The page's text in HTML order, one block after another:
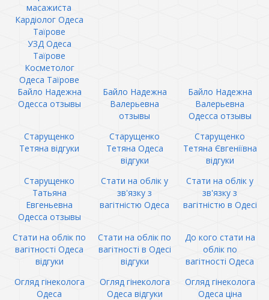
масажиста
Кардіолог Одеса
Таїрове
УЗД Одеса
Таїрове
Косметолог
Одеса Таїрове
Байло Надежна
Одесса отзывы
Байло Надежна
Валерьевна
отзывы
Байло Надежна
Валерьевна
Одесса отзывы
Старущенко
Тетяна відгуки
Старущенко
Тетяна Одеса
відгуки
Старущенко
Тетяна Євгеніївна
відгуки
Старущенко
Татьяна
Евгеньевна
Одесса отзывы
Стати на облік у
зв'язку з
вагітністю Одеса
Стати на облік у
зв'язку з
вагітністю в Одесі
Стати на облік по
вагітності Одеса
відгуки
Стати на облік по
вагітності в Одесі
відгуки
До кого стати на
облік по
вагітності Одеса
Огляд гінеколога
Одеса
Огляд гінеколога
Одеса відгуки
Огляд гінеколога
Одеса ціна